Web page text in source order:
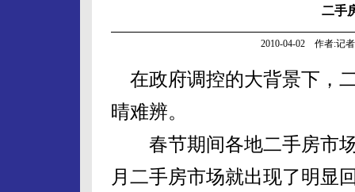
二手
2010-04-02 作者:记
在政府调控的大背景下，
晴难辨。
春节期间各地二手房市场
月二手房市场就出现了明显